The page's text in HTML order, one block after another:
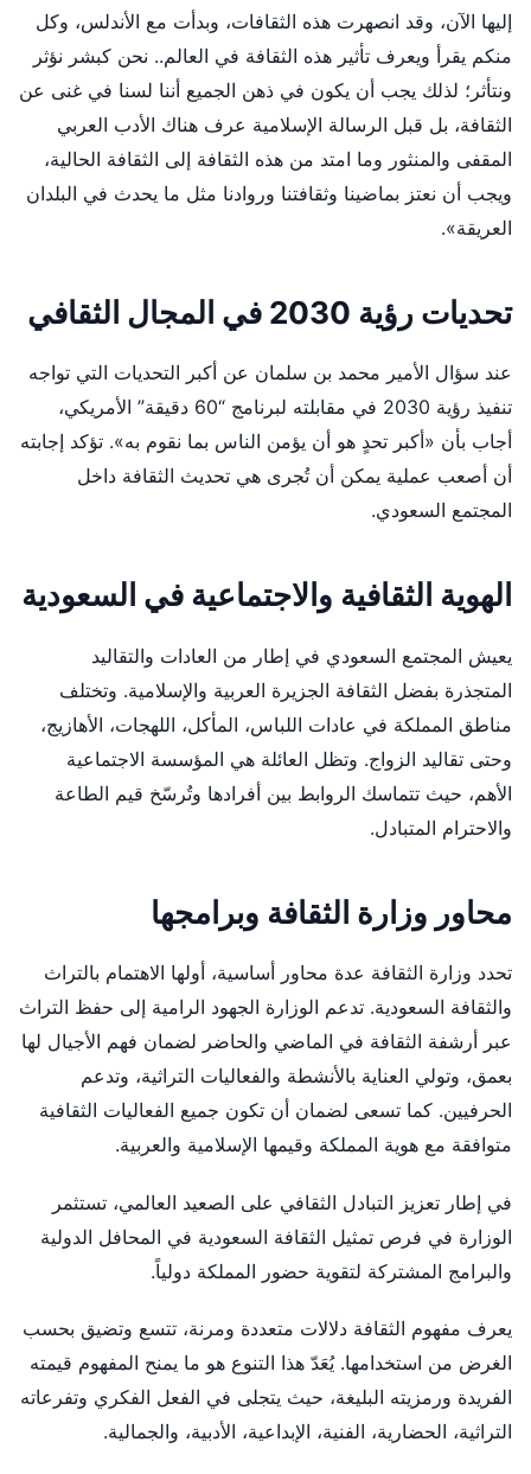
إليها الآن، وقد انصهرت هذه الثقافات، وبدأت مع الأندلس، وكل
منكم يقرأ ويعرف تأثير هذه الثقافة في العالم.. نحن كبشر نؤثر
ونتأثر؛ لذلك يجب أن يكون في ذهن الجميع أننا لسنا في غنى عن
الثقافة، بل قبل الرسالة الإسلامية عرف هناك الأدب العربي
المقفى والمنثور وما امتد من هذه الثقافة إلى الثقافة الحالية،
ويجب أن نعتز بماضينا وثقافتنا وروادنا مثل ما يحدث في البلدان
العريقة».
تحديات رؤية 2030 في المجال الثقافي
عند سؤال الأمير محمد بن سلمان عن أكبر التحديات التي تواجه
تنفيذ رؤية 2030 في مقابلته لبرنامج “60 دقيقة” الأمريكي،
أجاب بأن «أكبر تحدٍ هو أن يؤمن الناس بما نقوم به». تؤكد إجابته
أن أصعب عملية يمكن أن تُجرى هي تحديث الثقافة داخل
المجتمع السعودي.
الهوية الثقافية والاجتماعية في السعودية
يعيش المجتمع السعودي في إطار من العادات والتقاليد
المتجذرة بفضل الثقافة الجزيرة العربية والإسلامية. وتختلف
مناطق المملكة في عادات اللباس، المأكل، اللهجات، الأهازيج،
وحتى تقاليد الزواج. وتظل العائلة هي المؤسسة الاجتماعية
الأهم، حيث تتماسك الروابط بين أفرادها وتُرسّخ قيم الطاعة
والاحترام المتبادل.
محاور وزارة الثقافة وبرامجها
تحدد وزارة الثقافة عدة محاور أساسية، أولها الاهتمام بالتراث
والثقافة السعودية. تدعم الوزارة الجهود الرامية إلى حفظ التراث
عبر أرشفة الثقافة في الماضي والحاضر لضمان فهم الأجيال لها
بعمق، وتولي العناية بالأنشطة والفعاليات التراثية، وتدعم
الحرفيين. كما تسعى لضمان أن تكون جميع الفعاليات الثقافية
متوافقة مع هوية المملكة وقيمها الإسلامية والعربية.
في إطار تعزيز التبادل الثقافي على الصعيد العالمي، تستثمر
الوزارة في فرص تمثيل الثقافة السعودية في المحافل الدولية
والبرامج المشتركة لتقوية حضور المملكة دولياً.
يعرف مفهوم الثقافة دلالات متعددة ومرنة، تتسع وتضيق بحسب
الغرض من استخدامها. يُعَدّ هذا التنوع هو ما يمنح المفهوم قيمته
الفريدة ورمزيته البليغة، حيث يتجلى في الفعل الفكري وتفرعاته
التراثية، الحضارية، الفنية، الإبداعية، الأدبية، والجمالية.